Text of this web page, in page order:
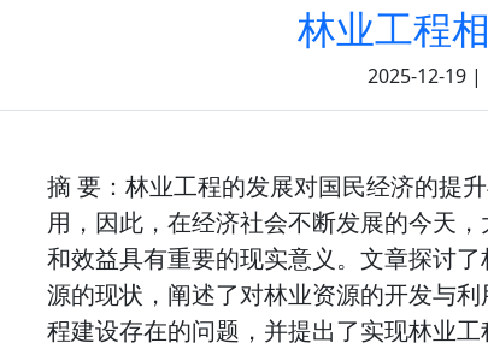
林业工程
2025-12-19 |
摘 要：林业工程的发展对国民经济的提
用，因此，在经济社会不断发展的今天
和效益具有重要的现实意义。文章探讨
源的现状，阐述了对林业资源的开发与
程建设存在的问题，并提出了实现林业